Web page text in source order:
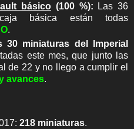
básico (100 %): Las 36
básica están todas
.
30 miniaturas del Imperial
este mes, que junto las
de 22 y no llego a cumplir el
avances.
218 miniaturas.